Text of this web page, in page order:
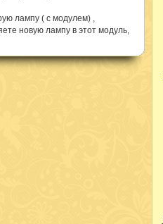
лампу ( с модулем) ,
новую лампу в этот модуль,